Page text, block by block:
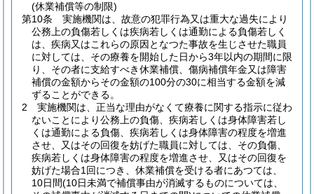
(休業補償等の制限)
第10条
実施機関は、故意の犯罪行為又は重大な過失により
公務上の負傷若しくは疾病若しくは通勤による負傷若しく
は、疾病又はこれらの原因となつた事故を生じさせた職員
に対しては、その療養を開始した日から3年以内の期間に限
り、その者に支給すべき休業補償、傷病補償年金又は障害
補償の金額からその金額の100分の30に相当する金額を減
ずることができる。
2
実施機関は、正当な理由がなくて療養に関する指示に従わ
ないことにより公務上の負傷、疾病若しくは身体障害若し
くは通勤による負傷、疾病若しくは身体障害の程度を増進
させ、又はその回復を妨げた職員に対しては、その負傷、
疾病若しくは身体障害の程度を増進させ、又はその回復を
妨げた場合1回につき、休業補償を受ける者にあつては、
10日間(10日未満で補償事由が消滅するものについては、